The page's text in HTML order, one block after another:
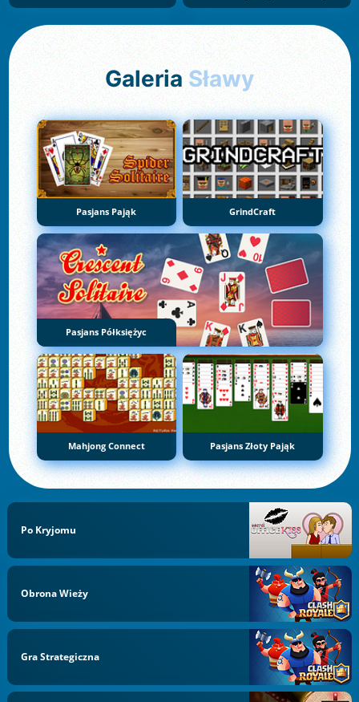
Galeria Sławy
Pasjans Pająk GrindCraft
Pasjans Półksiężyc
Mahjong Connect Pasjans Złoty Pająk
Po Kryjomu
Obrona Wieży
Gra Strategiczna